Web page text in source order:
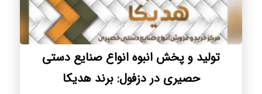
تولید و پخش انبوه انواع صنایع دستی
حصیری در دزفول: برند هدیکا